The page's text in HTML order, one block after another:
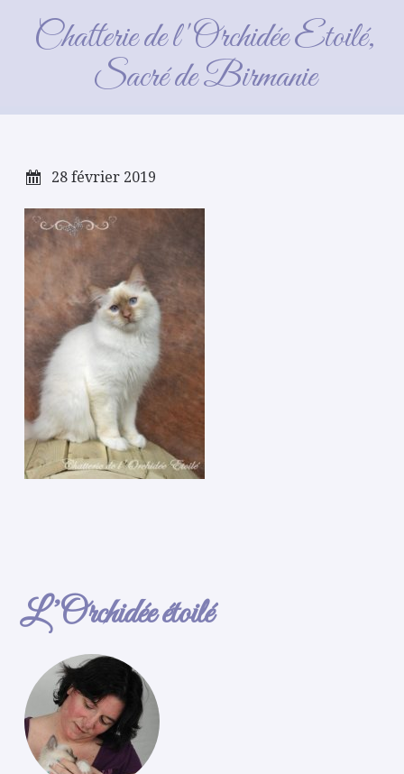
Chatterie de l'Orchidée Etoilé,
Sacré de Birmanie
Néron_2018_10_07
(25)_GF
28 février 2019
L’Orchidée étoilé